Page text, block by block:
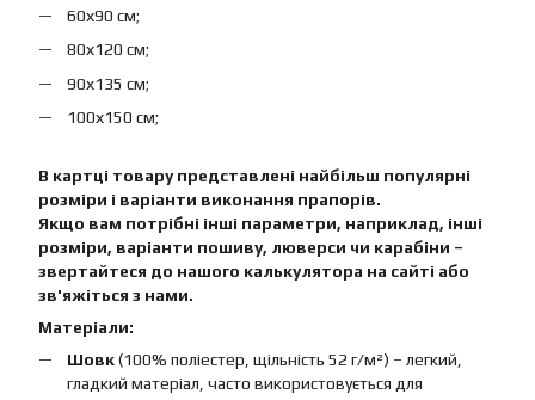
60х90 см;
80х120 см;
90х135 см;
100х150 см;
В картці товару представлені найбільш популярні
розміри і варіанти виконання прапорів.
Якщо вам потрібні інші параметри, наприклад, інші
розміри, варіанти пошиву, люверси чи карабіни –
звертайтеся до нашого калькулятора на сайті або
зв'яжіться з нами.
Матеріали:
Шовк(100% поліестер, щільність 52 г/м²) – легкий,
гладкий матеріал, часто використовується для